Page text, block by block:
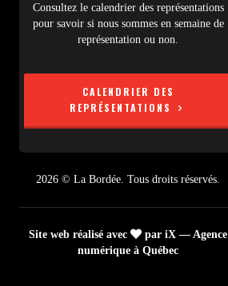
Consultez le calendrier des représentations
pour savoir si nous sommes en semaine de
représentation ou non.
CALENDRIER DES
REPRÉSENTATIONS
2026 © La Bordée. Tous droits réservés.
Site web réalisé avec
par iX — Agence
numérique à Québec